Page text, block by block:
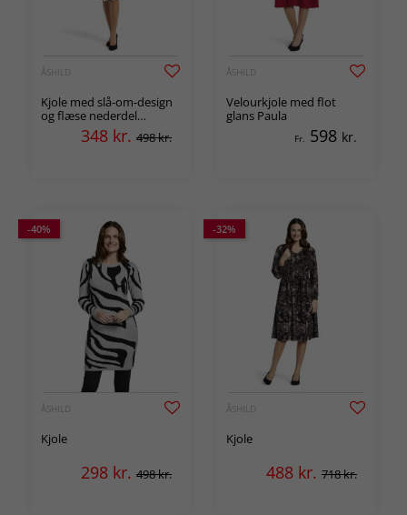
ÅSHILD
Kjole med slå-om-design
og flæse nederdel
Henrietta348 kr. 498 kr.
ÅSHILD
Velourkjole med flot
glans Paula
Fr. 598 kr.
-40%
ÅSHILD
Kjole
298 kr. 498 kr.
-32%
ÅSHILD
Kjole
488 kr. 718 kr.